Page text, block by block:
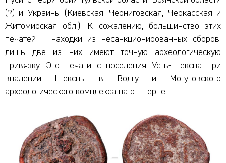
(?) и Украины (Киевская, Черниговская, Черкасская и
Житомирская обл.). К сожалению, большинство этих
печатей – находки из несанкционированных сборов,
лишь две из них имеют точную археологическую
привязку. Это печати с поселения Усть-Шексна при
впадении Шексны в Волгу и Могутовского
археологического комплекса на р. Шерне.